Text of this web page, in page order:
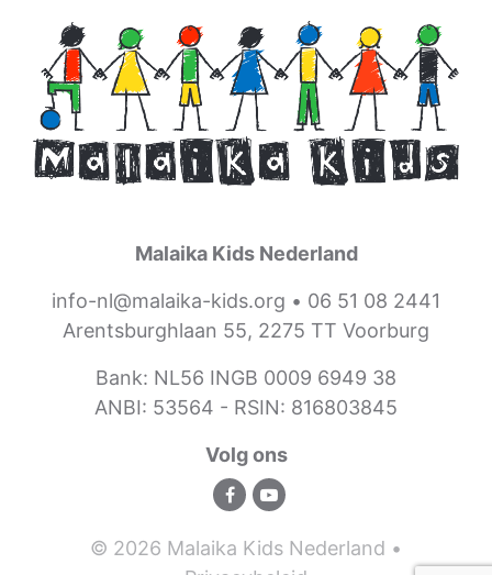
Malaika Kids Nederland
info-nl@malaika-kids.org • 06 51 08 2441
Arentsburghlaan 55, 2275 TT Voorburg
Bank: NL56 INGB 0009 6949 38
ANBI: 53564 - RSIN: 816803845
Volg ons
© 2026 Malaika Kids Nederland •